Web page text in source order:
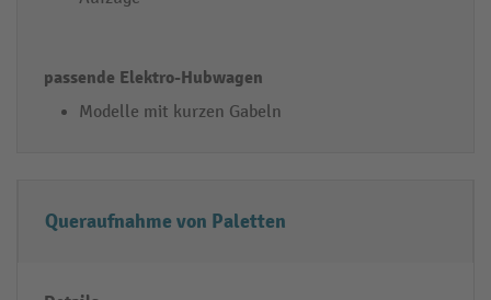
Modelle mit kurzen Gabeln
Queraufnahme von Paletten